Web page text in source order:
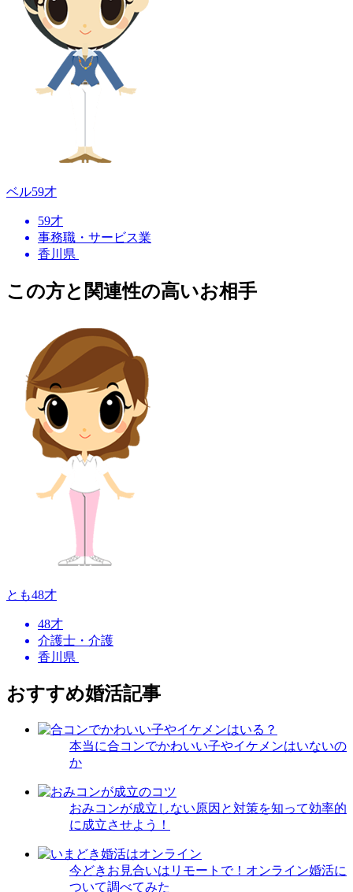
ベル59才
59才
事務職・サービス業
香川県
この方と関連性の高いお相手
とも48才
48才
介護士・介護
香川県
おすすめ婚活記事
本当に合コンでかわいい子やイケメンはいないの
か
おみコンが成立しない原因と対策を知って効率的
に成立させよう！
今どきお見合いはリモートで！オンライン婚活に
ついて調べてみた